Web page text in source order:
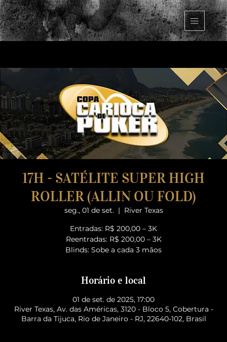
17H - SATÉLITE SUPER HIGH
ROLLER (ALLIN OU FOLD)
seg., 01 de set.
  |
River Texas
Entradas: R$ 200,00 – 3K
Reentradas: R$ 200,00 – 3K
Blinds: Sobe a cada 3 mãos
Horário e local
01 de set. de 2025, 17:00
River Texas, Av. das Américas, 3120 - Bloco 5, Cobertura -
Barra da Tijuca, Rio de Janeiro - RJ, 22640-102, Brasil